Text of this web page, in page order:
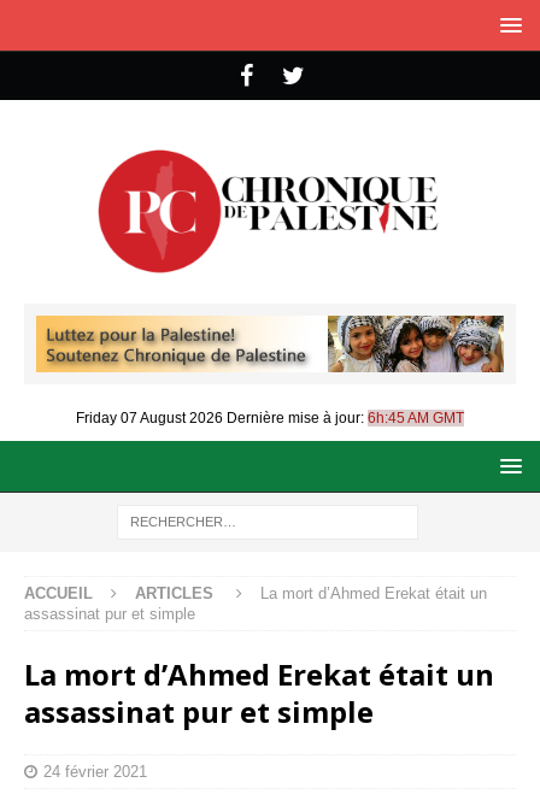
Friday 07 August 2026 Dernière mise à jour: 6h:45 AM GMT
ACCUEIL ARTICLES
La mort d’Ahmed Erekat était un
assassinat pur et simple
La mort d’Ahmed Erekat était un
assassinat pur et simple
24 février 2021